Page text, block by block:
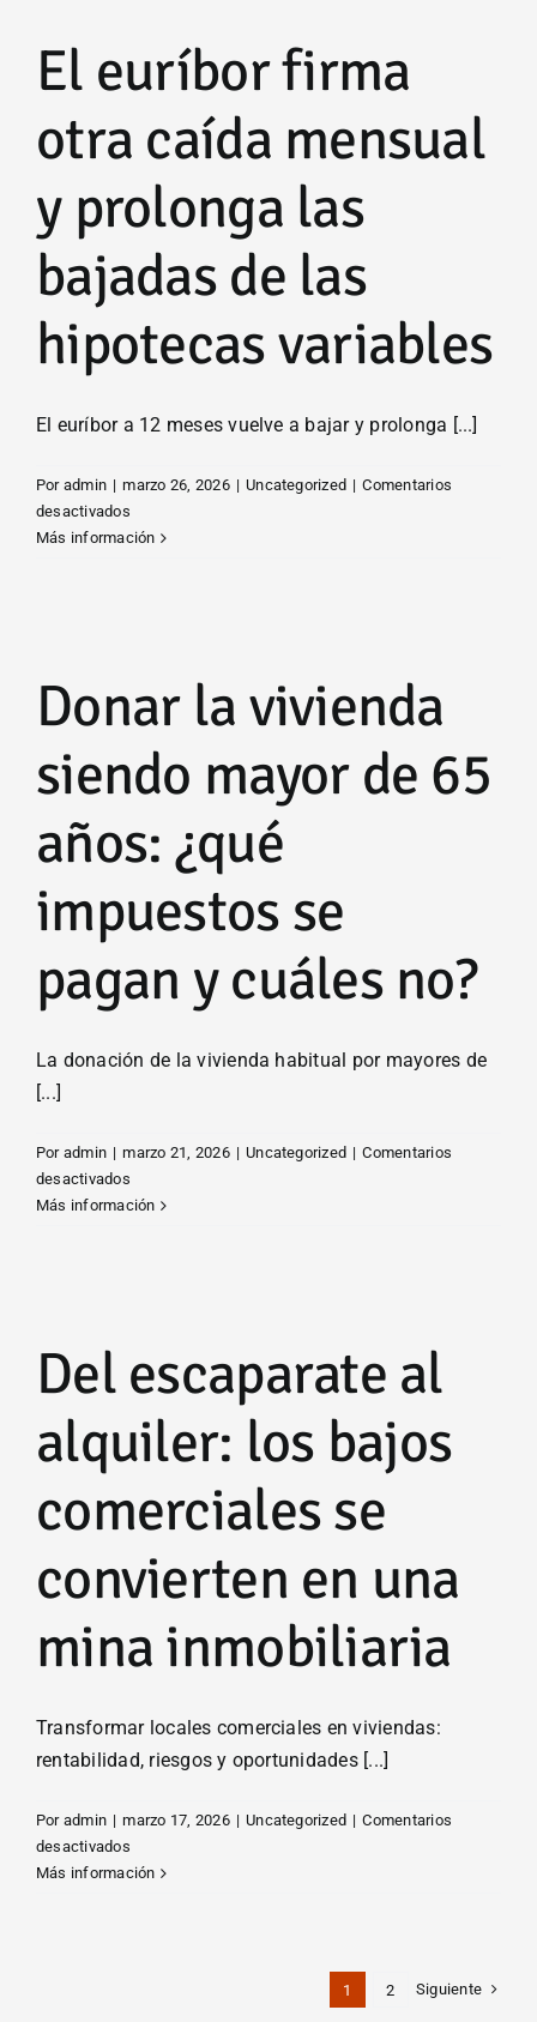
momento
para
vivienda
en
2026
El euríbor firma
otra caída mensual
y prolonga las
bajadas de las
hipotecas variables
El euríbor a 12 meses vuelve a bajar y prolonga [...]
Por admin | marzo 26, 2026 | Uncategorized | Comentarios
desactivadosen
El
y
prolonga
bajadas
de
hipotecas
variables
Más información
Donar la vivienda
siendo mayor de 65
años: ¿qué
impuestos se
pagan y cuáles no?
La donación de la vivienda habitual por mayores de
[...]
Por admin | marzo 21, 2026 | Uncategorized | Comentarios
desactivadosen
Donar
65
años:
¿qué
impuestos
se
no?
Más información
Del escaparate al
alquiler: los bajos
comerciales se
convierten en una
mina inmobiliaria
Transformar locales comerciales en viviendas:
rentabilidad, riesgos y oportunidades [...]
Por admin | marzo 17, 2026 | Uncategorized | Comentarios
desactivadosen
Del
Más información
1 2 Siguiente